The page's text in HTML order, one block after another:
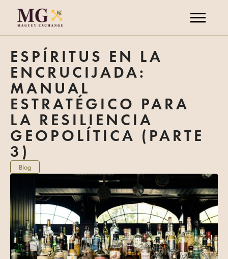
ESPÍRITUS EN LA
ENCRUCIJADA:
MANUAL
ESTRATÉGICO PARA
LA RESILIENCIA
GEOPOLÍTICA (PARTE
3)
Blog